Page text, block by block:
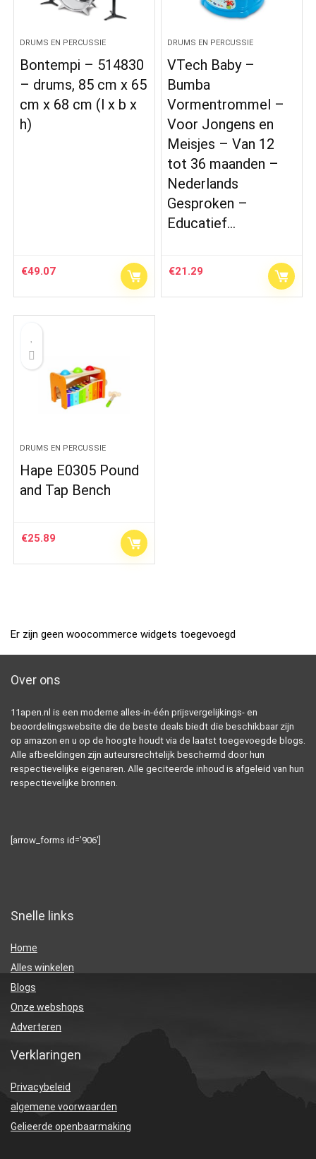
DRUMS EN PERCUSSIE
Bontempi – 514830
– drums, 85 cm x 65
cm x 68 cm (l x b x
h)
€49.07
DRUMS EN PERCUSSIE
VTech Baby –
Bumba
Vormentrommel –
Voor Jongens en
Meisjes – Van 12
tot 36 maanden –
Nederlands
Gesproken –
Educatief…
€21.29
DRUMS EN PERCUSSIE
Hape E0305 Pound
and Tap Bench
€25.89
Er zijn geen woocommerce widgets toegevoegd
Over ons
11apen.nl is een moderne alles-in-één prijsvergelijkings- en
beoordelingswebsite die de beste deals biedt die beschikbaar zijn
op amazon en u op de hoogte houdt via de laatst toegevoegde blogs.
Alle afbeeldingen zijn auteursrechtelijk beschermd door hun
respectievelijke eigenaren. Alle geciteerde inhoud is afgeleid van hun
respectievelijke bronnen.
[arrow_forms id=’906′]
Snelle links
Home
Alles winkelen
Blogs
Onze webshops
Adverteren
Verklaringen
Privacybeleid
algemene voorwaarden
Gelieerde openbaarmaking